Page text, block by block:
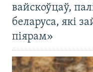
вайскоўцаў,
беларуса, які
піярам»